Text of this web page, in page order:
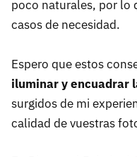
poco naturales, por lo
casos de necesidad.
Espero que estos
iluminar y encuadrar
surgidos de mi
calidad de vuestras